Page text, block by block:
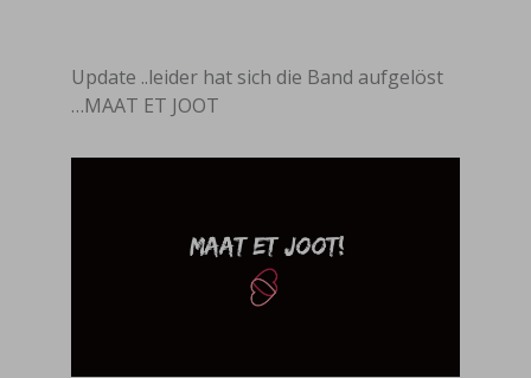
Update ..leider hat sich die Band aufgelöst
…MAAT ET JOOT